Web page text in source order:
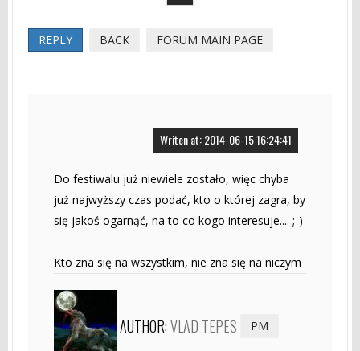
REPLY BACK FORUM MAIN PAGE
Writen at: 2014-06-15 16:24:41
Do festiwalu już niewiele zostało, więc chyba
już najwyższy czas podać, kto o której zagra, by
się jakoś ogarnąć, na to co kogo interesuje.... ;-)
------------------------------------------------
Kto zna się na wszystkim, nie zna się na niczym
AUTHOR:VLAD TEPES PM